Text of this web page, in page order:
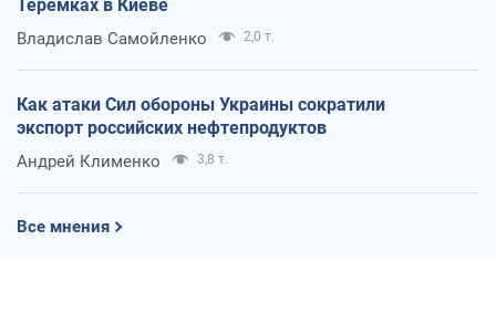
Теремках в Киеве
Владислав Самойленко 2,0 т.
Как атаки Сил обороны Украины сократили
экспорт российских нефтепродуктов
Андрей Клименко 3,8 т.
Все мнения